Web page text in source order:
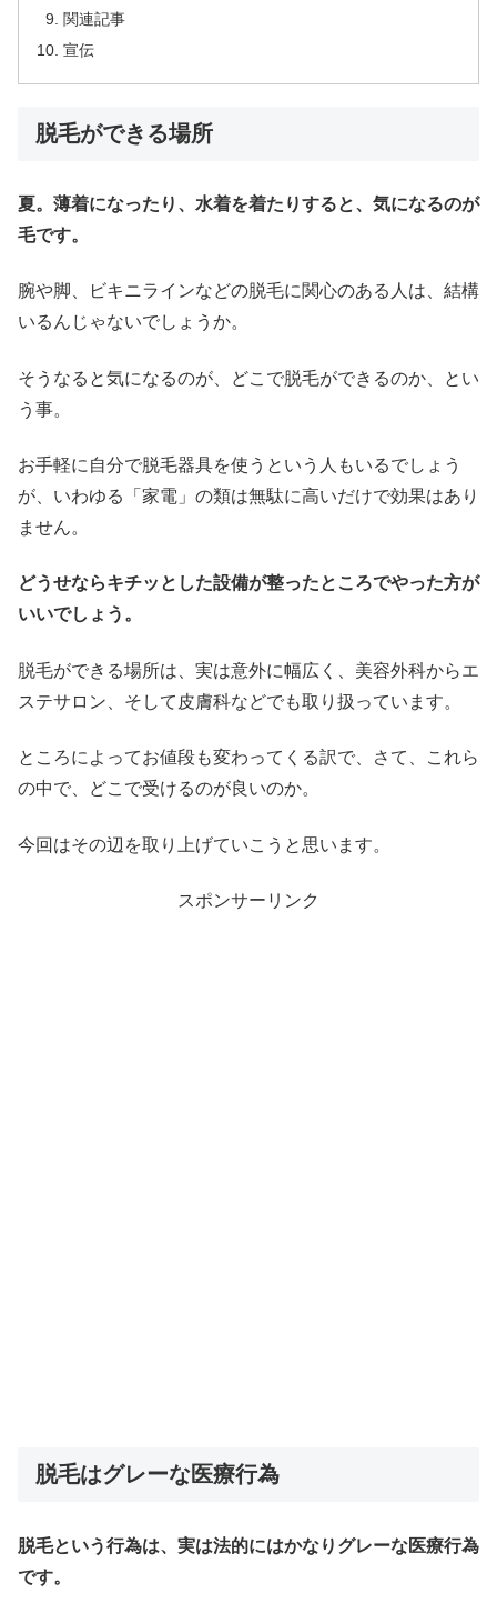
関連記事
宣伝
脱毛ができる場所
夏。薄着になったり、水着を着たりすると、気になるのが
毛です。
腕や脚、ビキニラインなどの脱毛に関心のある人は、結構
いるんじゃないでしょうか。
そうなると気になるのが、どこで脱毛ができるのか、とい
う事。
お手軽に自分で脱毛器具を使うという人もいるでしょう
が、いわゆる「家電」の類は無駄に高いだけで効果はあり
ません。
どうせならキチッとした設備が整ったところでやった方が
いいでしょう。
脱毛ができる場所は、実は意外に幅広く、美容外科からエ
ステサロン、そして皮膚科などでも取り扱っています。
ところによってお値段も変わってくる訳で、さて、これら
の中で、どこで受けるのが良いのか。
今回はその辺を取り上げていこうと思います。
スポンサーリンク
脱毛はグレーな医療行為
脱毛という行為は、実は法的にはかなりグレーな医療行為
です。